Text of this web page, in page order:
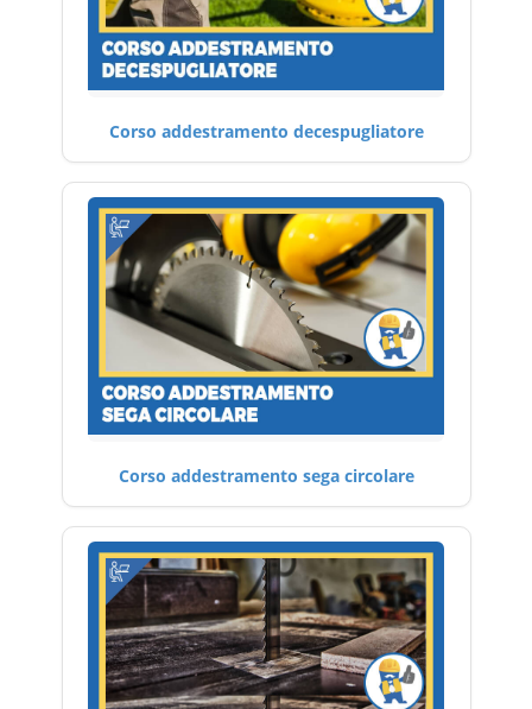
Corso addestramento decespugliatore
Corso addestramento sega circolare